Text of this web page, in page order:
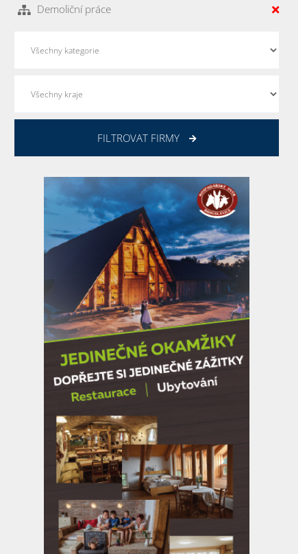
Demoliční práce
FILTROVAT FIRMY